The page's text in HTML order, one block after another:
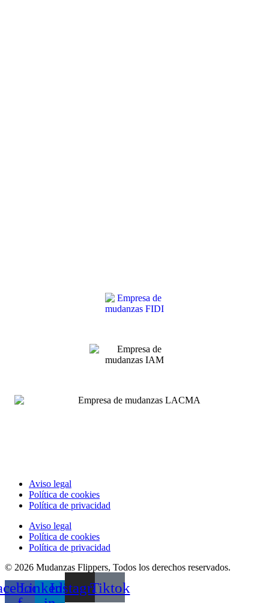
Aviso legal
Política de cookies
Política de privacidad
Aviso legal
Política de cookies
Política de privacidad
© 2026 Mudanzas Flippers, Todos los derechos reservados.
Linkedin-InstagramTiktok